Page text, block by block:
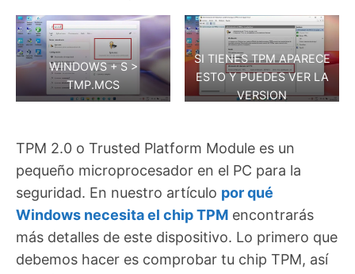
WINDOWS + S >
TMP.MCS
SI TIENES TPM APARECE
ESTO Y PUEDES VER LA
VERSION
TPM 2.0 o Trusted Platform Module es un
pequeño microprocesador en el PC para la
seguridad. En nuestro artículo por qué
Windows necesita el chip TPM encontrarás
más detalles de este dispositivo. Lo primero que
debemos hacer es comprobar tu chip TPM, así